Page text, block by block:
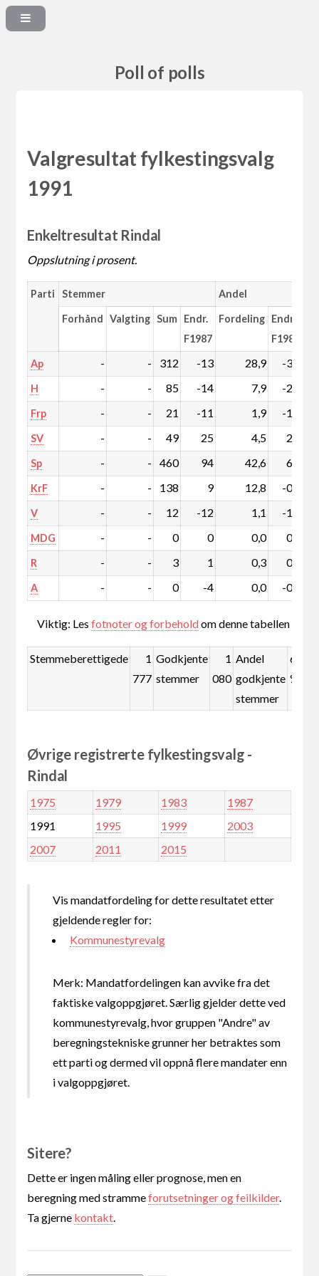
Poll of polls
Valgresultat fylkestingsvalg
1991
Enkeltresultat Rindal
Oppslutning i prosent.
Parti Stemmer Andel
Forhånd Valgting Sum Endr.
F1987
Fordeling Endr.
F1987
Ap - - 312 -13 28,9 -3,4
H - - 85 -14 7,9 -2,0
Frp - - 21 -11 1,9 -1,2
SV - - 49 25 4,5 2,1
Sp - - 460 94 42,6 6,2
KrF - - 138 9 12,8 -0,1
V - - 12 -12 1,1 -1,3
MDG - - 0 0 0,0 0,0
R - - 3 1 0,3 0,1
A - - 0 -4 0,0 -0,4
Viktig: Lesfotnoter og forbeholdom denne tabellen
Stemmeberettigede
1
777
Godkjente
stemmer
1
080
Andel
godkjente
stemmer
60,8
%
Øvrige registrerte fylkestingsvalg -
Rindal
1975 1979 1983
1987
1991
1995 1999
2003
2007
2011 2015
Vis mandatfordeling for dette resultatet etter
gjeldende regler for:
Kommunestyrevalg
Merk: Mandatfordelingen kan avvike fra det
faktiske valgoppgjøret. Særlig gjelder dette ved
kommunestyrevalg, hvor gruppen "Andre" av
beregningstekniske grunner her betraktes som
ett parti og dermed vil oppnå flere mandater enn
i valgoppgjøret.
Sitere?
Dette er ingen måling eller prognose, men en
beregning med strammeforutsetninger og feilkilder.
Ta gjerne kontakt.